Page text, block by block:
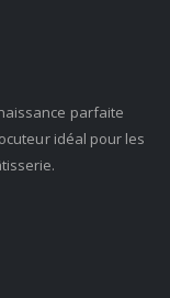
parfaite
idéal pour les